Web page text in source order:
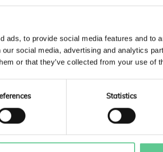
ads, to provide social media features and to
social media, advertising and analytics
or that they’ve collected from your use of
Statistics
Sundbäck som arbetar som
är i behov av stor effekt och kommer
som krävs. För att bära de grova linor
att elledningar kan hantera en hög
tjocklek och andra faktorer.
OCH
tunga elektriska kablar, utan att
resistent mot yttre krafter som vind och regn